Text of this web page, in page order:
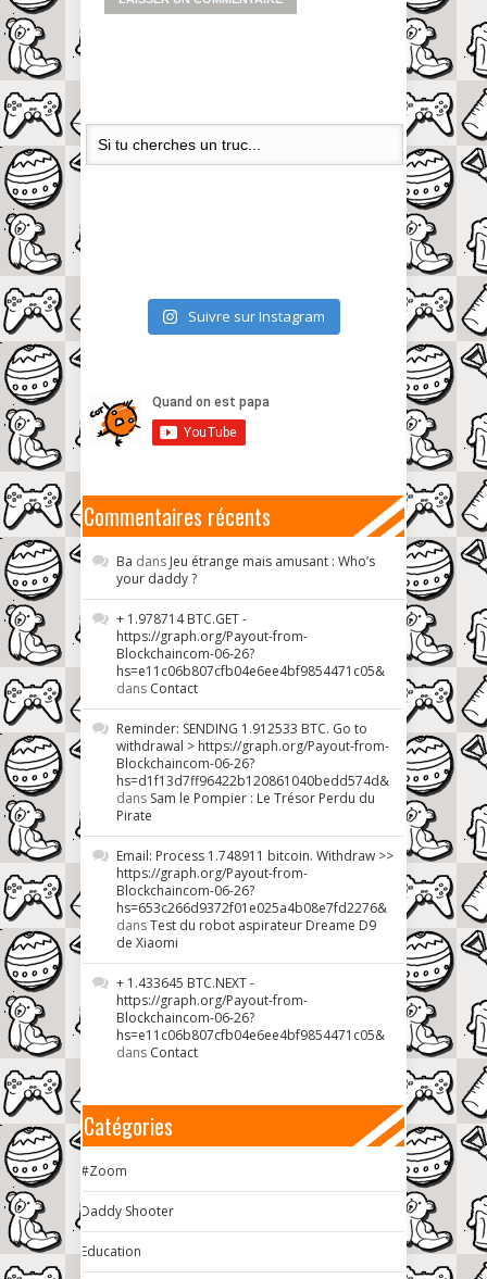
Suivre sur Instagram
Commentaires récents
Ba dans Jeu étrange mais amusant : Who’s
your daddy ?
+ 1.978714 BTC.GET -
https://graph.org/Payout-from-
Blockchaincom-06-26?
hs=e11c06b807cfb04e6ee4bf9854471c05&
dans Contact
Reminder: SENDING 1.912533 BTC. Go to
withdrawal > https://graph.org/Payout-from-
Blockchaincom-06-26?
hs=d1f13d7ff96422b120861040bedd574d&
dans Sam le Pompier : Le Trésor Perdu du
Pirate
Email: Process 1.748911 bitcoin. Withdraw >>
https://graph.org/Payout-from-
Blockchaincom-06-26?
hs=653c266d9372f01e025a4b08e7fd2276&
dansTest du robot aspirateur Dreame D9
de Xiaomi
+ 1.433645 BTC.NEXT -
https://graph.org/Payout-from-
Blockchaincom-06-26?
hs=e11c06b807cfb04e6ee4bf9854471c05&
dans Contact
Catégories
#Zoom
Daddy Shooter
Education